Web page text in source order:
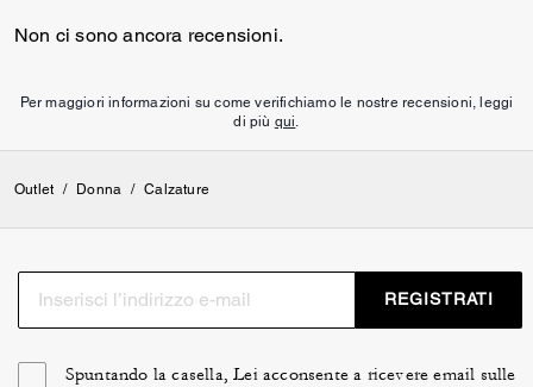
Non ci sono ancora recensioni.
Per maggiori informazioni su come verifichiamo le nostre recensioni, leggi
di più qui.
Outlet / Donna / Calzature
REGISTRATI
Spuntando la casella, Lei acconsente a ricevere email sulle